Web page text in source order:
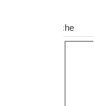
Suche